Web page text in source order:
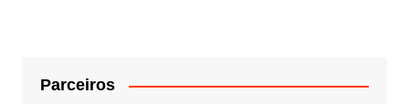
Parceiros